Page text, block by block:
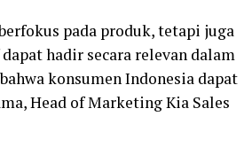
pada produk, tetapi juga
hadir secara relevan dalam
konsumen Indonesia dapat
Head of Marketing Kia Sales